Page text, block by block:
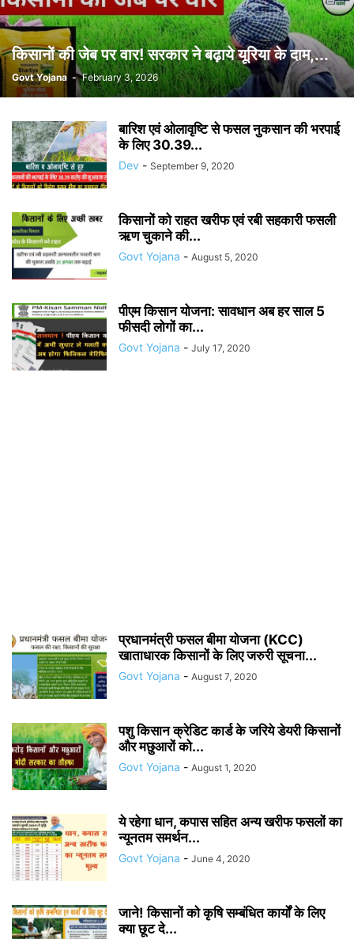
किसानों की जेब पर वार! सरकार ने बढ़ाये यूरिया के दाम,...
Govt Yojana - February 3, 2026
बारिश एवं ओलावृष्टि से फसल नुकसान की भरपाई
के लिए 30.39...
Dev - September 9, 2020
किसानों को राहत खरीफ एवं रबी सहकारी फसली
ऋण चुकाने की...
Govt Yojana - August 5, 2020
पीएम किसान योजना: सावधान अब हर साल 5
फीसदी लोगों का...
Govt Yojana - July 17, 2020
प्रधानमंत्री फसल बीमा योजना (KCC)
खाताधारक किसानों के लिए जरुरी सूचना...
Govt Yojana - August 7, 2020
पशु किसान क्रेडिट कार्ड के जरिये डेयरी किसानों
और मछुआरों को...
Govt Yojana - August 1, 2020
ये रहेगा धान, कपास सहित अन्य खरीफ फसलों का
न्यूनतम समर्थन...
Govt Yojana - June 4, 2020
जाने! किसानों को कृषि सम्बंधित कार्यों के लिए
क्या छूट दे...